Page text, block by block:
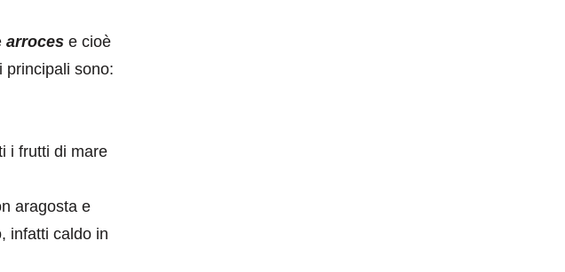
arroces e cioè
principali sono:
i frutti di mare
aragosta e
infatti caldo in